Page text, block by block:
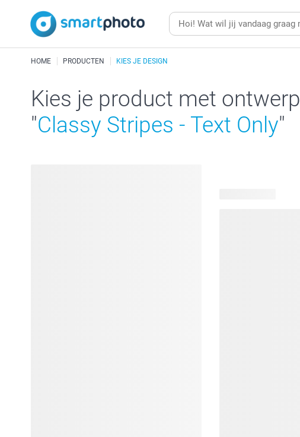
HOME PRODUCTEN KIES JE DESIGN
Kies je product met ontwerp
"Classy Stripes - Text Only"